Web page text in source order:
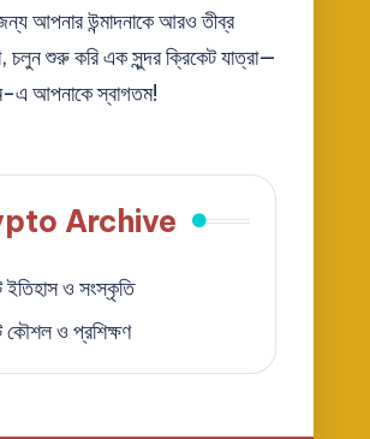
আপনার উন্মাদনাকে আরও তীব্র
শুরু করি এক সুন্দর ক্রিকেট যাত্রা—
এ আপনাকে স্বাগতম!
Archive
ইতিহাস ও সংস্কৃতি
কৌশল ও প্রশিক্ষণ